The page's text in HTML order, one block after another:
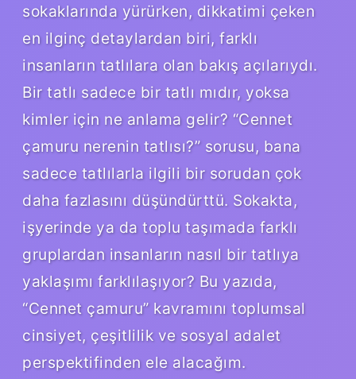
sokaklarında yürürken, dikkatimi çeken
en ilginç detaylardan biri, farklı
insanların tatlılara olan bakış açılarıydı.
Bir tatlı sadece bir tatlı mıdır, yoksa
kimler için ne anlama gelir? “Cennet
çamuru nerenin tatlısı?” sorusu, bana
sadece tatlılarla ilgili bir sorudan çok
daha fazlasını düşündürttü. Sokakta,
işyerinde ya da toplu taşımada farklı
gruplardan insanların nasıl bir tatlıya
yaklaşımı farklılaşıyor? Bu yazıda,
“Cennet çamuru” kavramını toplumsal
cinsiyet, çeşitlilik ve sosyal adalet
perspektifinden ele alacağım.